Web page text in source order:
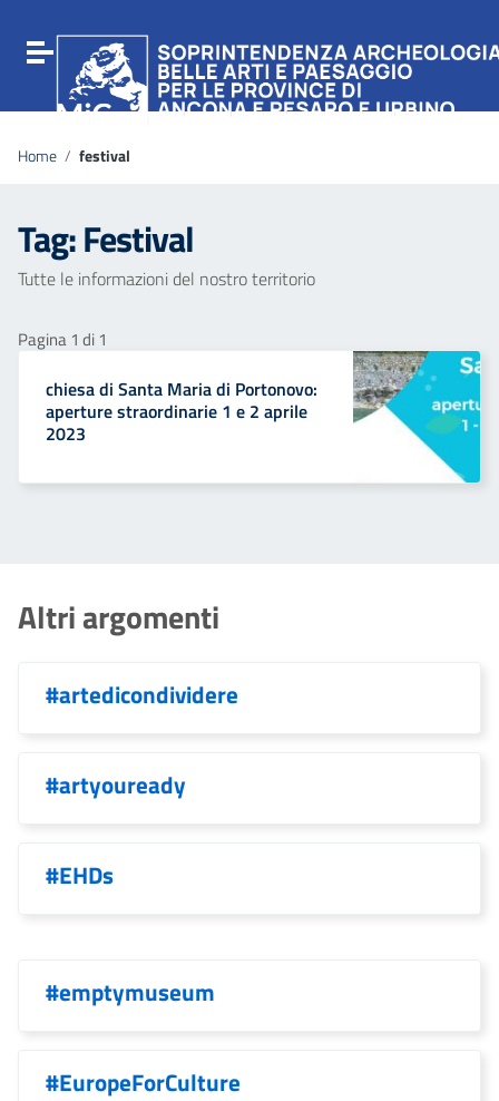
Vai al menu di navigazione
Vai al footer
Attiva / disattiva la navigazione
Home / festival
Tag:Festival
Tutte le informazioni del nostro territorio
Pagina 1 di 1
chiesa di Santa Maria di Portonovo:
aperture straordinarie 1 e 2 aprile
2023
Altri argomenti
#artedicondividere
#artyouready
#EHDs
#emptymuseum
#EuropeForCulture